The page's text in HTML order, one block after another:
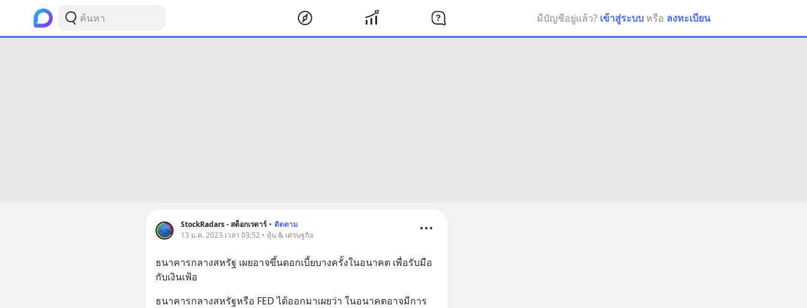
มีบัญชีอยู่แล้ว? เข้าสู่ระบบ หรือ ลงทะเบียน
StockRadars - สต็อกเรดาร์ • ติดตาม
13 ม.ค. 2023 เวลา 03:52 • หุ้น & เศรษฐกิจ
ธนาคารกลางสหรัฐ เผยอาจขึ้นดอกเบี้ยบางครั้งในอนาคต เพื่อรับมือ
กับเงินเฟ้อ
ธนาคารกลางสหรัฐหรือ FED ได้ออกมาเผยว่า ในอนาคตอาจมีการ